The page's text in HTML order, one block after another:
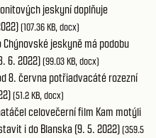
jeskyní doplňuje
(107.36 KB, docx)
jeskyně má podobu
6. 2022)(99.03 KB, docx)
8. června potřiadvacáté rozezní
(51.2 KB, docx)
celovečerní film Kam motýli
i do Blanska (9. 5. 2022)(359.5